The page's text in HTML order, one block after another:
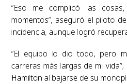
“Eso me complicó las
momentos”, aseguró el piloto
incidencia, aunque logró
“El equipo lo dio todo, pero
carreras más largas de mi
Hamilton al bajarse de su